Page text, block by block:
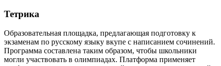
Тетрика
Образовательная площадка, предлагающая подготовку к
экзаменам по русскому языку вкупе с написанием сочинений.
Программа составлена таким образом, чтобы школьники
могли участвовать в олимпиадах. Платформа применяет